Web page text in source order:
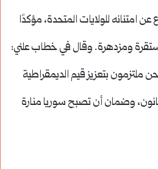
امتنانه للولايات المتحدة، مؤكدًا
مستقرة ومزدهرة. وقال في خطاب علني:
ملتزمون بتعزيز قيم الديمقراطية
وضمان أن تصبح سوريا منارة